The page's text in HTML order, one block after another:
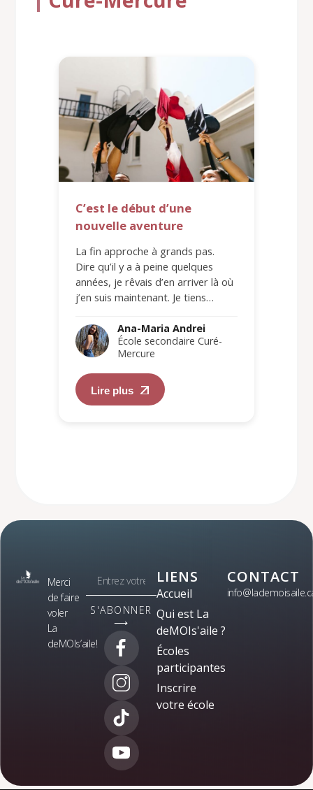
C’est le début d’une
nouvelle aventure
La fin approche à grands pas.
Dire qu’il y a à peine quelques
années, je rêvais d’en arriver là où
j’en suis maintenant. Je tiens…
Ana-Maria Andrei
École secondaire Curé-
Mercure
Lire plus
Merci
de faire
voler
La
deMOIs’aile!
S'ABONNER
⟶
LIENS
Accueil
Qui est La
deMOIs'aile ?
Écoles
participantes
Inscrire
votre école
CONTACT